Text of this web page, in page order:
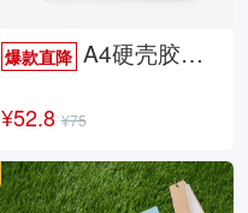
爆款直降A4硬壳胶装照片书34p哑膜
¥52.8 ¥75